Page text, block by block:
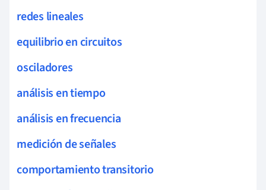
redes lineales
equilibrio en circuitos
osciladores
análisis en tiempo
análisis en frecuencia
medición de señales
comportamiento transitorio